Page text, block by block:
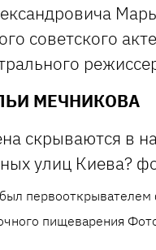
советского
МЕЧНИКОВА
первооткрывателем
пищеварения